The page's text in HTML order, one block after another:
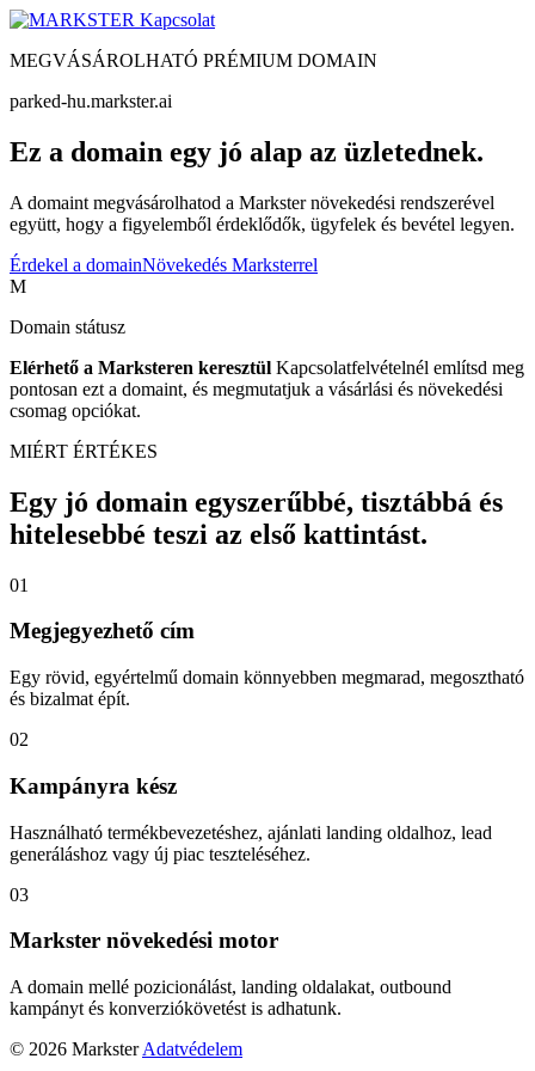
Kapcsolat
MEGVÁSÁROLHATÓ PRÉMIUM DOMAIN
parked-hu.markster.ai
Ez a domain egy jó alap az üzletednek.
A domaint megvásárolhatod a Markster növekedési rendszerével
együtt, hogy a figyelemből érdeklődők, ügyfelek és bevétel legyen.
Érdekel a domainNövekedés Marksterrel
M
Domain státusz
Elérhető a Marksteren keresztül Kapcsolatfelvételnél említsd meg
pontosan ezt a domaint, és megmutatjuk a vásárlási és növekedési
csomag opciókat.
MIÉRT ÉRTÉKES
Egy jó domain egyszerűbbé, tisztábbá és
hitelesebbé teszi az első kattintást.
01
Megjegyezhető cím
Egy rövid, egyértelmű domain könnyebben megmarad, megosztható
és bizalmat épít.
02
Kampányra kész
Használható termékbevezetéshez, ajánlati landing oldalhoz, lead
generáláshoz vagy új piac teszteléséhez.
03
Markster növekedési motor
A domain mellé pozicionálást, landing oldalakat, outbound
kampányt és konverziókövetést is adhatunk.
© 2026 Markster Adatvédelem